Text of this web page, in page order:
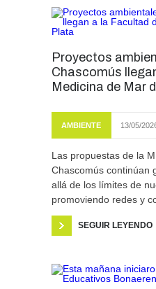
Proyectos
Chascomús
Medicina de Mar
AMBIENTE 13/05/
Las propuestas de la
Chascomús continúan
allá de los límites de
promoviendo redes y
SEGUIR LEYENDO